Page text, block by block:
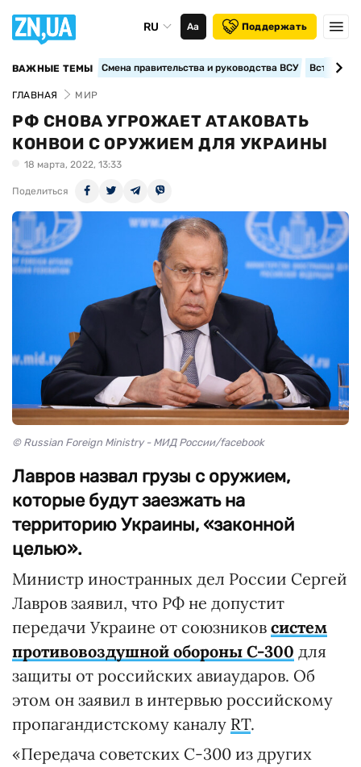
RU Аа Поддержать
ВАЖНЫЕ ТЕМЫ Смена правительства и руководства ВСУ
ГЛАВНАЯ МИР
РФ СНОВА УГРОЖАЕТ АТАКОВАТЬ
КОНВОИ С ОРУЖИЕМ ДЛЯ УКРАИНЫ
18 марта, 2022, 13:33
Поделиться
© Russian Foreign Ministry - МИД России/facebook
Лавров назвал грузы с оружием,
которые будут заезжать на
территорию Украины, «законной
целью».
Министр иностранных дел России Сергей
Лавров заявил, что РФ не допустит
передачи Украине от союзников систем
противовоздушной обороны С-300 для
защиты от российских авиаударов. Об
этом он заявил в интервью российскому
пропагандистскому каналу RT.
«Передача советских С-300 из других